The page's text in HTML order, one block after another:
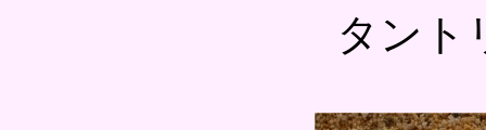
タント